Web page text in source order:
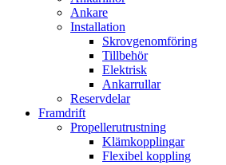
Ankare
Installation
Skrovgenomföring
Tillbehör
Elektrisk
Ankarrullar
Reservdelar
Framdrift
Propellerutrustning
Klämkopplingar
Flexibel koppling